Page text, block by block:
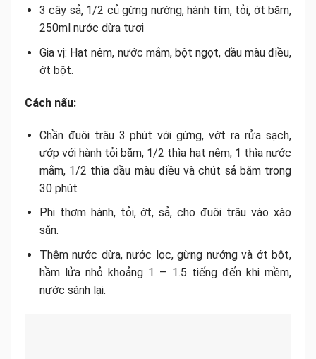
3 cây sả, 1/2 củ gừng nướng, hành tím, tỏi, ớt băm,
250ml nước dừa tươi
Gia vị: Hạt nêm, nước mắm, bột ngọt, dầu màu điều,
ớt bột.
Cách nấu:
Chần đuôi trâu 3 phút với gừng, vớt ra rửa sạch,
ướp với hành tỏi băm, 1/2 thìa hạt nêm, 1 thìa nước
mắm, 1/2 thìa dầu màu điều và chút sả băm trong
30 phút
Phi thơm hành, tỏi, ớt, sả, cho đuôi trâu vào xào
săn.
Thêm nước dừa, nước lọc, gừng nướng và ớt bột,
hầm lửa nhỏ khoảng 1 – 1.5 tiếng đến khi mềm,
nước sánh lại.